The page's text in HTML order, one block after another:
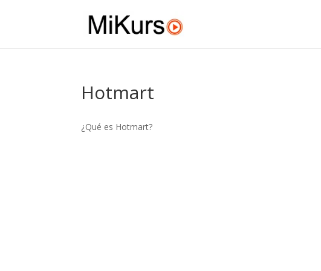
Hotmart
¿Qué es Hotmart?